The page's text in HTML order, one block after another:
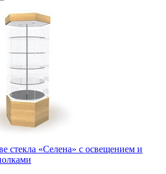
стекла «Селена» с освещением и